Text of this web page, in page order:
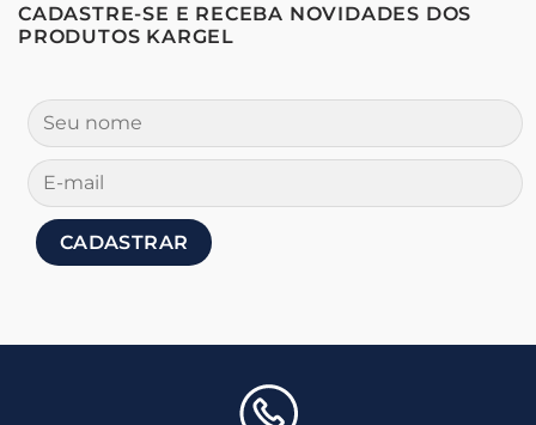
CADASTRE-SE E RECEBA NOVIDADES DOS
PRODUTOS KARGEL